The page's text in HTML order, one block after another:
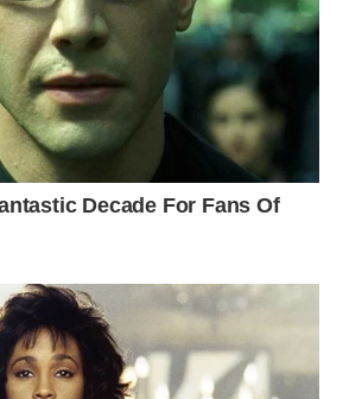
А то, знаєш, – пошепки додав він, – у
а потім повернули… Ти мене не